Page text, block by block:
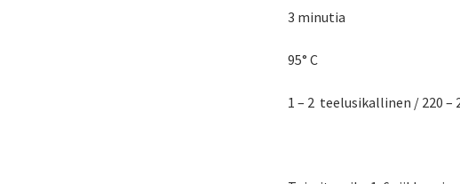
3 minutia
95° C
1 – 2 teelusikallinen / 220 –